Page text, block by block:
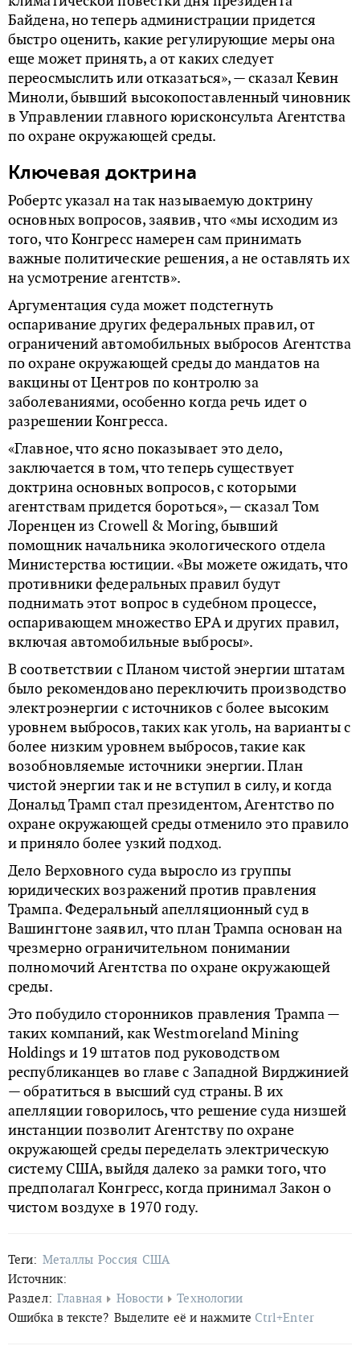
Байдена, но теперь администрации придется
быстро оценить, какие регулирующие меры она
еще может принять, а от каких следует
переосмыслить или отказаться», — сказал Кевин
Миноли, бывший высокопоставленный чиновник
в Управлении главного юрисконсульта Агентства
по охране окружающей среды.
Ключевая доктрина
Робертс указал на так называемую доктрину
основных вопросов, заявив, что «мы исходим из
того, что Конгресс намерен сам принимать
важные политические решения, а не оставлять их
на усмотрение агентств».
Аргументация суда может подстегнуть
оспаривание других федеральных правил, от
ограничений автомобильных выбросов Агентства
по охране окружающей среды до мандатов на
вакцины от Центров по контролю за
заболеваниями, особенно когда речь идет о
разрешении Конгресса.
«Главное, что ясно показывает это дело,
заключается в том, что теперь существует
доктрина основных вопросов, с которыми
агентствам придется бороться», — сказал Том
Лоренцен из Crowell & Moring, бывший
помощник начальника экологического отдела
Министерства юстиции. «Вы можете ожидать, что
противники федеральных правил будут
поднимать этот вопрос в судебном процессе,
оспаривающем множество EPA и других правил,
включая автомобильные выбросы».
В соответствии с Планом чистой энергии штатам
было рекомендовано переключить производство
электроэнергии с источников с более высоким
уровнем выбросов, таких как уголь, на варианты с
более низким уровнем выбросов, такие как
возобновляемые источники энергии. План
чистой энергии так и не вступил в силу, и когда
Дональд Трамп стал президентом, Агентство по
охране окружающей среды отменило это правило
и приняло более узкий подход.
Дело Верховного суда выросло из группы
юридических возражений против правления
Трампа. Федеральный апелляционный суд в
Вашингтоне заявил, что план Трампа основан на
чрезмерно ограничительном понимании
полномочий Агентства по охране окружающей
среды.
Это побудило сторонников правления Трампа —
таких компаний, как Westmoreland Mining
Holdings и 19 штатов под руководством
республиканцев во главе с Западной Вирджинией
— обратиться в высший суд страны. В их
апелляции говорилось, что решение суда низшей
инстанции позволит Агентству по охране
окружающей среды переделать электрическую
систему США, выйдя далеко за рамки того, что
предполагал Конгресс, когда принимал Закон о
чистом воздухе в 1970 году.
Теги: Металлы Россия США
Источник:
Раздел: Главная Новости
Технологии
Ошибка в тексте? Выделите её и нажмите Ctrl+Enter